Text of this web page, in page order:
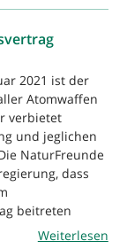
2021 ist der
Atomwaffen
verbietet
und jeglichen
NaturFreunde
dass
beitreten
Weiterlesen